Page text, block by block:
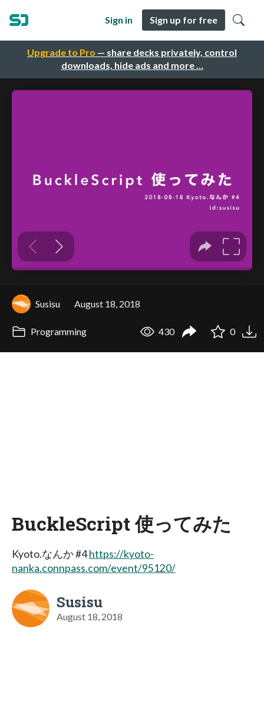
Upgrade to Pro — share decks privately, control
downloads, hide ads and more …
Sign in Sign up for free
Susisu August 18, 2018
Programming 430 0
BuckleScript 使ってみた
Kyoto.なんか #4https://kyoto-
nanka.connpass.com/event/95120/
Susisu
August 18, 2018